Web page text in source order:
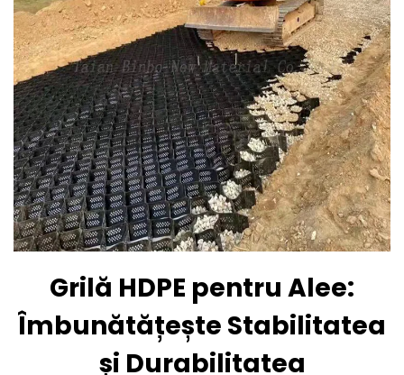
Grilă HDPE pentru Alee:
Îmbunătățește Stabilitatea
și Durabilitatea